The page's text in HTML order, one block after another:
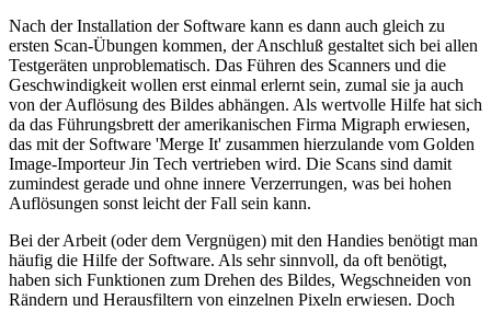
Nach der Installation der Software kann es dann auch gleich zu
ersten Scan-Übungen kommen, der Anschluß gestaltet sich bei allen
Testgeräten unproblematisch. Das Führen des Scanners und die
Geschwindigkeit wollen erst einmal erlernt sein, zumal sie ja auch
von der Auflösung des Bildes abhängen. Als wertvolle Hilfe hat sich
da das Führungsbrett der amerikanischen Firma Migraph erwiesen,
das mit der Software 'Merge It' zusammen hierzulande vom Golden
Image-Importeur Jin Tech vertrieben wird. Die Scans sind damit
zumindest gerade und ohne innere Verzerrungen, was bei hohen
Auflösungen sonst leicht der Fall sein kann.
Bei der Arbeit (oder dem Vergnügen) mit den Handies benötigt man
häufig die Hilfe der Software. Als sehr sinnvoll, da oft benötigt,
haben sich Funktionen zum Drehen des Bildes, Wegschneiden von
Rändern und Herausfiltern von einzelnen Pixeln erwiesen. Doch